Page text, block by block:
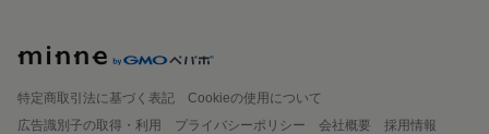
特定商取引法に基づく表記
Cookieの使用について
広告識別子の取得・利用
プライバシーポリシー 会社概要
採用情報